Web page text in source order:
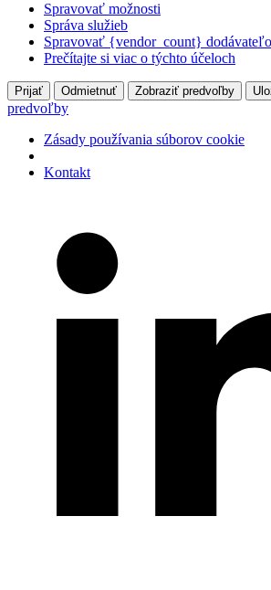
Spravovať možnosti
Správa služieb
Spravovať {vendor_count}
Prečítajte si viac o týchto účeloch
Prijať Odmietnuť Zobraziť predvoľby
predvoľby
Zásady používania súborov cookie
Kontakt